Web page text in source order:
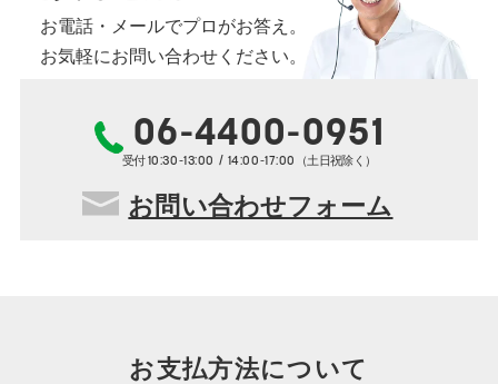
お電話・メールでプロがお答え。
お気軽にお問い合わせください。
06-4400-0951
受付10:30-13:00 / 14:00-17:00 （土日祝除く）
お問い合わせフォーム
お支払方法について